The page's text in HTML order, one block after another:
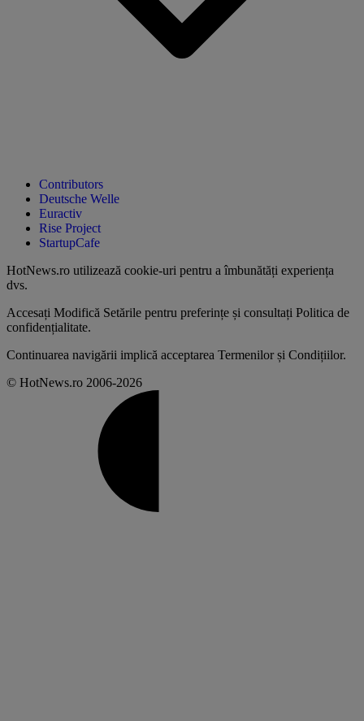
Contributors
Deutsche Welle
Euractiv
Rise Project
StartupCafe
HotNews.ro utilizează cookie-uri pentru a îmbunătăți experiența
dvs.
Accesați Modifică Setările pentru preferințe și consultați Politica de
confidențialitate.
Continuarea navigării implică acceptarea Termenilor și Condițiilor.
© HotNews.ro 2006-2026